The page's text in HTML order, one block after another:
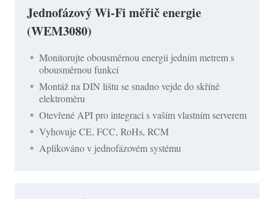
Jednofázový Wi-Fi měřič energie
(WEM3080)
Monitorujte obousměrnou energii jedním metrem s
obousměrnou funkcí
Montáž na DIN lištu se snadno vejde do skříně
elektroměru
Otevřené API pro integraci s vaším vlastním serverem
Vyhovuje CE, FCC, RoHs, RCM
Aplikováno v jednofázovém systému